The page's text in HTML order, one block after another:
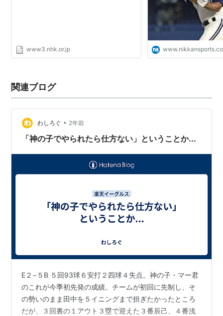
www3.nhk.or.jp
関連ブログ
わしろぐ • 2年前
「神の子でやられたら仕方ない」ということか...
E２−５B ５回93球６安打２四球４失点。神の子・マー君
のこれが今季初先発の成績。チームが初回に先制し、そ
の勢いのまま田中を５イニングまで担ぎたかったところ
だが、３回裏の１アウト３塁で迎えた３番辰己、４番浅